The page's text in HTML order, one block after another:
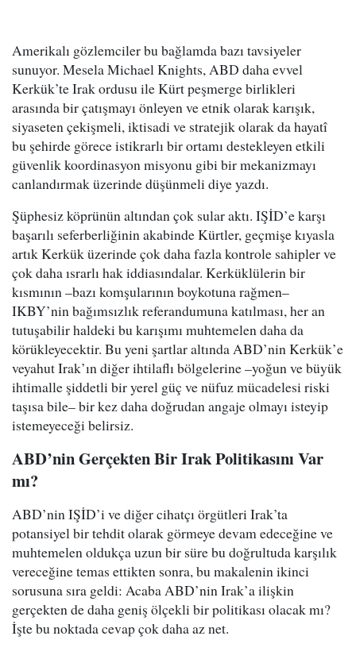
Amerikalı gözlemciler bu bağlamda bazı tavsiyeler
sunuyor. Mesela Michael Knights, ABD daha evvel
Kerkük’te Irak ordusu ile Kürt peşmerge birlikleri
arasında bir çatışmayı önleyen ve etnik olarak karışık,
siyaseten çekişmeli, iktisadi ve stratejik olarak da hayatî
bu şehirde görece istikrarlı bir ortamı destekleyen etkili
güvenlik koordinasyon misyonu gibi bir mekanizmayı
canlandırmak üzerinde düşünmeli diye yazdı.
Şüphesiz köprünün altından çok sular aktı. IŞİD’e karşı
başarılı seferberliğinin akabinde Kürtler, geçmişe kıyasla
artık Kerkük üzerinde çok daha fazla kontrole sahipler ve
çok daha ısrarlı hak iddiasındalar. Kerküklülerin bir
kısmının –bazı komşularının boykotuna rağmen–
IKBY’nin bağımsızlık referandumuna katılması, her an
tutuşabilir haldeki bu karışımı muhtemelen daha da
körükleyecektir. Bu yeni şartlar altında ABD’nin Kerkük’e
veyahut Irak’ın diğer ihtilaflı bölgelerine –yoğun ve büyük
ihtimalle şiddetli bir yerel güç ve nüfuz mücadelesi riski
taşısa bile– bir kez daha doğrudan angaje olmayı isteyip
istemeyeceği belirsiz.
ABD’nin Gerçekten Bir Irak Politikasını Var
mı?
ABD’nin IŞİD’i ve diğer cihatçı örgütleri Irak’ta
potansiyel bir tehdit olarak görmeye devam edeceğine ve
muhtemelen oldukça uzun bir süre bu doğrultuda karşılık
vereceğine temas ettikten sonra, bu makalenin ikinci
sorusuna sıra geldi: Acaba ABD’nin Irak’a ilişkin
gerçekten de daha geniş ölçekli bir politikası olacak mı?
İşte bu noktada cevap çok daha az net.